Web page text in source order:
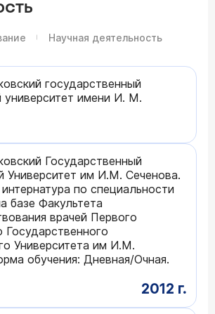
Научная деятельность
государственный
университет имени И. М.
Государственный
Университет им И.М. Сеченова.
по специальности
базе Факультета
врачей Первого
Государственного
Университета им И.М.
обучения: Дневная/Очная.
2012 г.